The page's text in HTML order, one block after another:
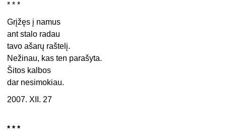
* * *
Grįžęs į namus
ant stalo radau
tavo ašarų raštelį.
Nežinau, kas ten parašyta.
Šitos kalbos
dar nesimokiau.
2007. XII. 27
* * *